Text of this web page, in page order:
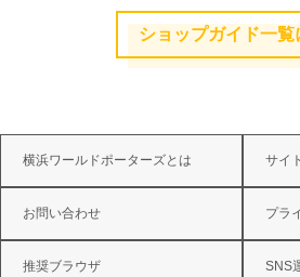
ショップガイド一覧
横浜ワールドポーターズとは サイ
お問い合わせ プラ
推奨ブラウザ SNS